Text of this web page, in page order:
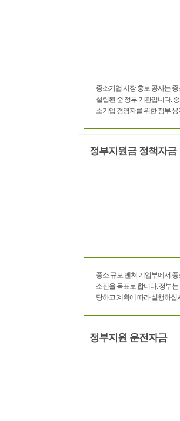
중소기업 시장 홍보 공사는
설립된 준 정부 기관입니다.
소기업 경영자를 위한 정부 융
정부지원금 정책자금
중소 규모 벤처 기업부에서
소진을 목표로 합니다. 정부
당하고 계획에 따라 실행하십
정부지원 운전자금